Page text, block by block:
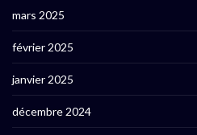
mars 2025
février 2025
janvier 2025
décembre 2024